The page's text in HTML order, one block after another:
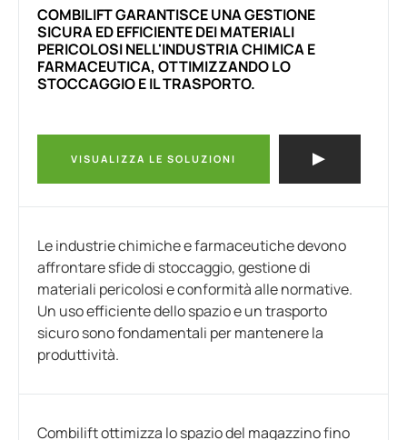
COMBILIFT GARANTISCE UNA GESTIONE
SICURA ED EFFICIENTE DEI MATERIALI
PERICOLOSI NELL'INDUSTRIA CHIMICA E
FARMACEUTICA, OTTIMIZZANDO LO
STOCCAGGIO E IL TRASPORTO.
VISUALIZZA LE SOLUZIONI
Le industrie chimiche e farmaceutiche devono
affrontare sfide di stoccaggio, gestione di
materiali pericolosi e conformità alle normative.
Un uso efficiente dello spazio e un trasporto
sicuro sono fondamentali per mantenere la
produttività.
Combilift ottimizza lo spazio del magazzino fino